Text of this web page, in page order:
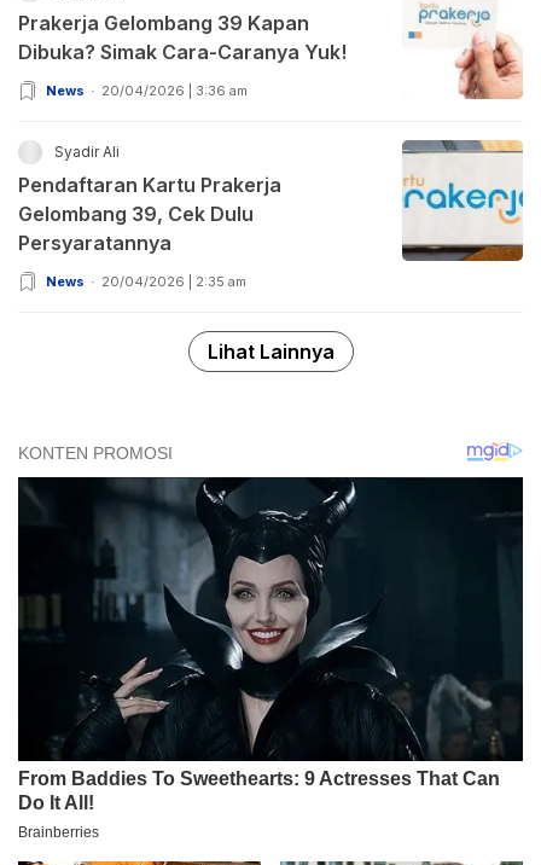
Prakerja Gelombang 39 Kapan
Dibuka? Simak Cara-Caranya Yuk!
News 20/04/2026 | 3:36 am
Syadir Ali
Pendaftaran Kartu Prakerja
Gelombang 39, Cek Dulu
Persyaratannya
News 20/04/2026 | 2:35 am
Lihat Lainnya